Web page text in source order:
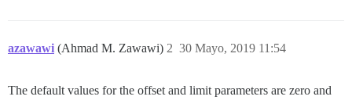
azawawi (Ahmad M. Zawawi) 30 Mayo, 2019 11:54
2
The default values for the offset and limit parameters are zero and